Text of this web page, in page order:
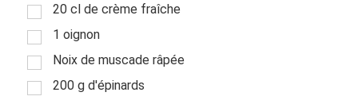
20 cl de crème fraîche
1 oignon
Noix de muscade râpée
200 g d'épinards